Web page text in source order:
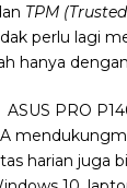
TPM
perlu lagi
hanya
harian juga